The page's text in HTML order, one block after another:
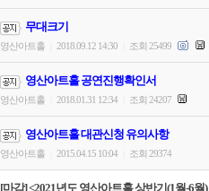
무대크기
영산아트홀 2018.09.12 14:30 조회 25499
영산아트홀 공연진행확인서
영산아트홀 2018.01.31 12:34 조회 24207
영산아트홀 대관신청 유의사항
영산아트홀 2015.04.15 10:04 조회 29374
[마감] <2021년도 영산아트홀 상반기(1월-6월